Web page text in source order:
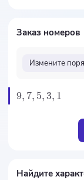
Заказ номеров
Измените
9, 7, 5,3, 1
Найдите